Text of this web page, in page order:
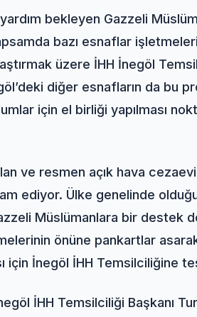
bekleyen Gazzeli
bazı esnaflar
üzere İHH İnegöl
diğer esnafların da bu
için el birliği yapılması
ve resmen açık hava
ediyor. Ülke genelinde
Müslümanlara bir destek
önüne pankartlar
için İnegöl İHH Temsilciliğine
İHH Temsilciliği Başkanı